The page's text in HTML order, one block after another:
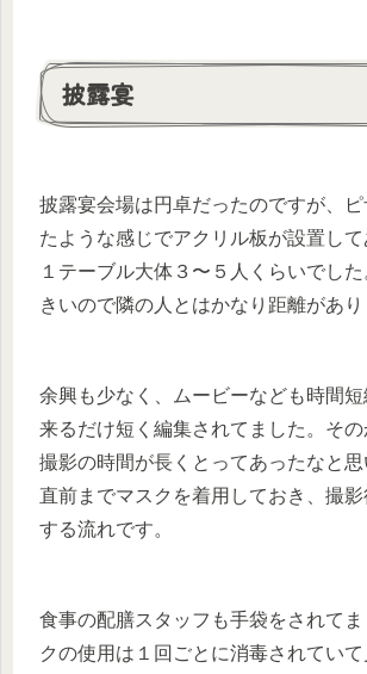
披露宴
披露宴会場は円卓だったのですが、
たような感じでアクリル板が設置して
１テーブル大体３〜５人くらいでし
きいので隣の人とはかなり距離があり
余興も少なく、ムービーなども時間
来るだけ短く編集されてました。そ
撮影の時間が長くとってあったなと
直前までマスクを着用しておき、撮影
する流れです。
食事の配膳スタッフも手袋をされてま
クの使用は１回ごとに消毒されてい